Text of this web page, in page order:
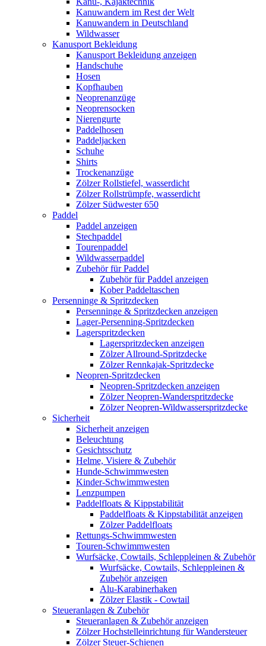
Kanuwandern im Rest der Welt
Kanuwandern in Deutschland
Wildwasser
Kanusport Bekleidung
Kanusport Bekleidung anzeigen
Handschuhe
Hosen
Kopfhauben
Neoprenanzüge
Neoprensocken
Nierengurte
Paddelhosen
Paddeljacken
Schuhe
Shirts
Trockenanzüge
Zölzer Rollstiefel, wasserdicht
Zölzer Rollstrümpfe, wasserdicht
Zölzer Südwester 650
Paddel
Paddel anzeigen
Stechpaddel
Tourenpaddel
Wildwasserpaddel
Zubehör für Paddel
Zubehör für Paddel anzeigen
Kober Paddeltaschen
Persenninge & Spritzdecken
Persenninge & Spritzdecken anzeigen
Lager-Persenning-Spritzdecken
Lagerspritzdecken
Lagerspritzdecken anzeigen
Zölzer Allround-Spritzdecke
Zölzer Rennkajak-Spritzdecke
Neopren-Spritzdecken
Neopren-Spritzdecken anzeigen
Zölzer Neopren-Wanderspritzdecke
Zölzer Neopren-Wildwasserspritzdecke
Sicherheit
Sicherheit anzeigen
Beleuchtung
Gesichtsschutz
Helme, Visiere & Zubehör
Hunde-Schwimmwesten
Kinder-Schwimmwesten
Lenzpumpen
Paddelfloats & Kippstabilität
Paddelfloats & Kippstabilität anzeigen
Zölzer Paddelfloats
Rettungs-Schwimmwesten
Touren-Schwimmwesten
Wurfsäcke, Cowtails, Schleppleinen & Zubehör
Wurfsäcke, Cowtails, Schleppleinen &
Zubehör anzeigen
Alu-Karabinerhaken
Zölzer Elastik - Cowtail
Steueranlagen & Zubehör
Steueranlagen & Zubehör anzeigen
Zölzer Hochstelleinrichtung für Wandersteuer
Zölzer Steuer-Schienen